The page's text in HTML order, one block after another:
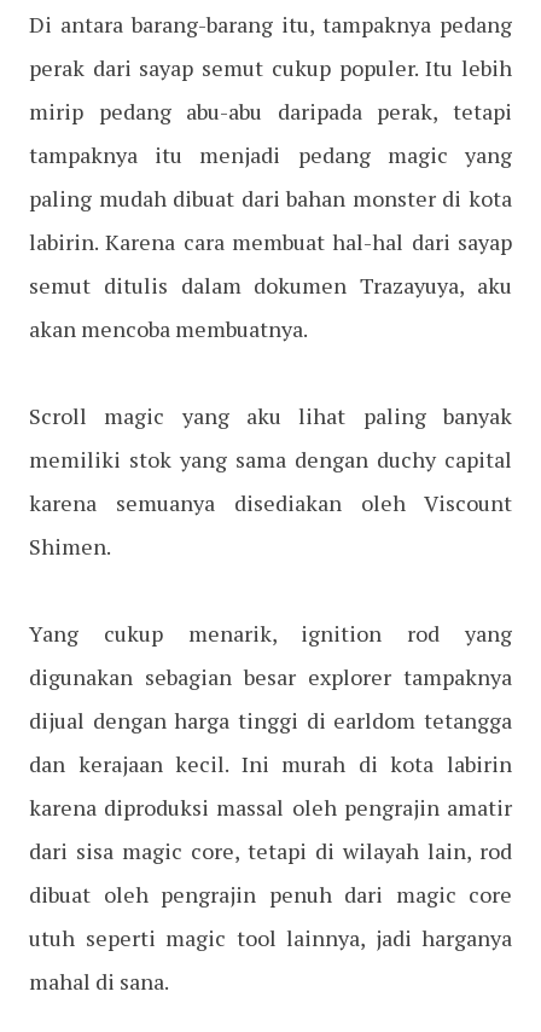
Di antara barang-barang itu, tampaknya pedang
perak dari sayap semut cukup populer. Itu lebih
mirip pedang abu-abu daripada perak, tetapi
tampaknya itu menjadi pedang magic yang
paling mudah dibuat dari bahan monster di kota
labirin. Karena cara membuat hal-hal dari sayap
semut ditulis dalam dokumen Trazayuya, aku
akan mencoba membuatnya.
Scroll magic yang aku lihat paling banyak
memiliki stok yang sama dengan duchy capital
karena semuanya disediakan oleh Viscount
Shimen.
Yang cukup menarik, ignition rod yang
digunakan sebagian besar explorer tampaknya
dijual dengan harga tinggi di earldom tetangga
dan kerajaan kecil. Ini murah di kota labirin
karena diproduksi massal oleh pengrajin amatir
dari sisa magic core, tetapi di wilayah lain, rod
dibuat oleh pengrajin penuh dari magic core
utuh seperti magic tool lainnya, jadi harganya
mahal di sana.